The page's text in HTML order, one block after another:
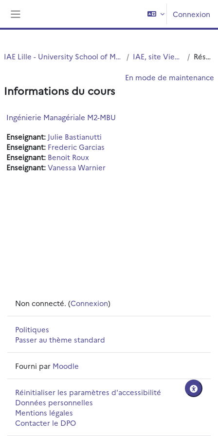
Connexion
IAE Lille - University School of Management IAE, site Vieux Lille Résumé
En mode de maintenance
Informations du cours
Ingénierie Managériale M2-MBU
Enseignant: Julie Bastianutti
Enseignant: Frederic Garcias
Enseignant: Benoit Roux
Enseignant:Vanessa Warnier
Non connecté. (Connexion)
Politiques
Passer au thème standard
Fourni par Moodle
Réinitialiser les paramètres d'accessibilité
Données personnelles
Mentions légales
Contacter le DPO